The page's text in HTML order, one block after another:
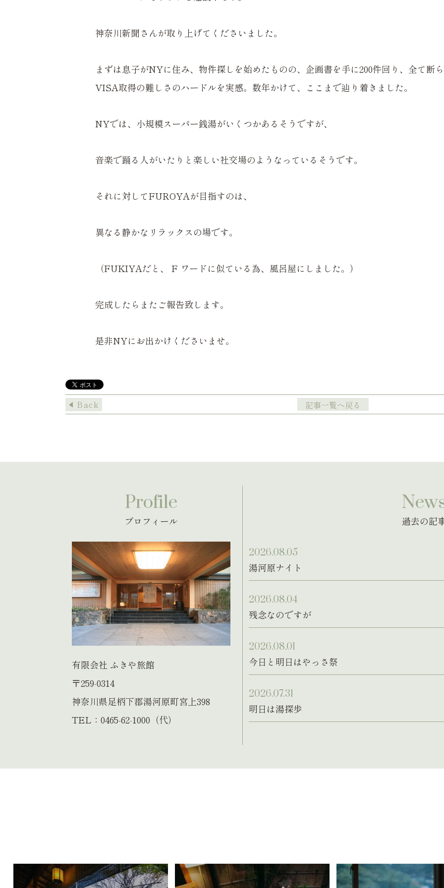
神奈川新聞さんが取り上げてくださいました。
まずは息子がNYに住み、物件探しを始めたものの、企画書を手に200件回り、全て断
VISA取得の難しさのハードルを実感。数年かけて、ここまで辿り着きました。
NYでは、小規模スーパー銭湯がいくつかあるそうですが、
音楽で踊る人がいたりと楽しい社交場のようなっているそうです。
それに対してFUROYAが目指すのは、
異なる静かなリラックスの場です。
（FUKIYAだと、 F ワードに似ている為、風呂屋にしました。）
完成したらまたご報告致します。
是非NYにお出かけくださいませ。
Back 記事一覧へ戻る
Profile
プロフィール
有限会社 ふきや旅館
〒259-0314
神奈川県足柄下郡湯河原町宮上398
TEL：0465-62-1000（代）
過去の記
2026.08.05
湯河原ナイト
2026.08.04
残念なのですが
2026.08.01
今日と明日はやっさ祭
2026.07.31
明日は湯探歩